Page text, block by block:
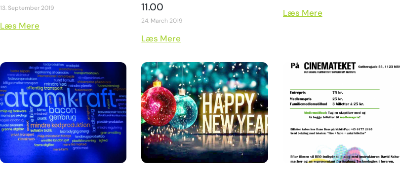
13. September 2019
Læs Mere
11.00
24. March 2019
Læs Mere
Læs Mere